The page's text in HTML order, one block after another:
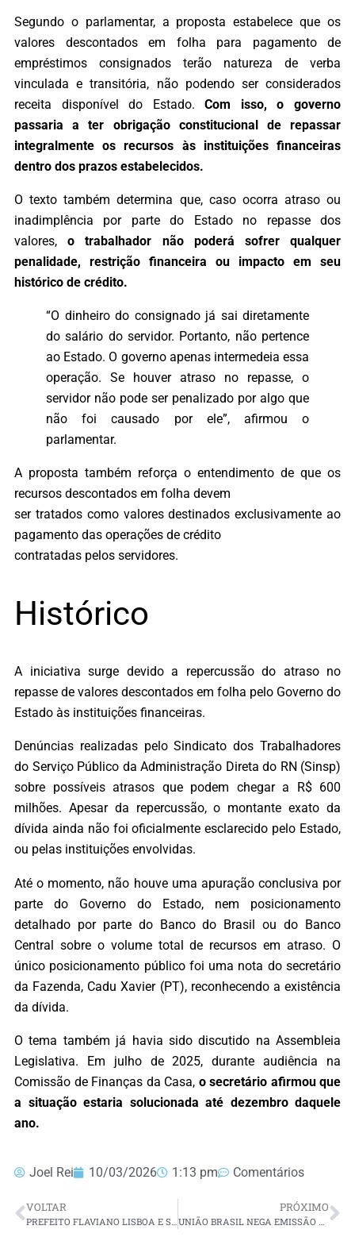
Segundo o parlamentar, a proposta estabelece que os
valores descontados em folha para pagamento de
empréstimos consignados terão natureza de verba
vinculada e transitória, não podendo ser considerados
receita disponível do Estado.Com isso, o governo
passaria a ter obrigação constitucional de repassar
integralmente os recursos às instituições financeiras
dentro dos prazos estabelecidos.
O texto também determina que, caso ocorra atraso ou
inadimplência por parte do Estado no repasse dos
valores,o trabalhador não poderá sofrer qualquer
penalidade, restrição financeira ou impacto em seu
histórico de crédito.
“O dinheiro do consignado já sai diretamente
do salário do servidor. Portanto, não pertence
ao Estado. O governo apenas intermedeia essa
operação. Se houver atraso no repasse, o
servidor não pode ser penalizado por algo que
não foi causado por ele”, afirmou o
parlamentar.
A proposta também reforça o entendimento de que os
recursos descontados em folha devem
ser tratados como valores destinados exclusivamente ao
pagamento das operações de crédito
contratadas pelos servidores.
Histórico
A iniciativa surge devido a repercussão do atraso no
repasse de valores descontados em folha pelo Governo do
Estado às instituições financeiras.
Denúncias realizadas pelo Sindicato dos Trabalhadores
do Serviço Público da Administração Direta do RN (Sinsp)
sobre possíveis atrasos que podem chegar a R$ 600
milhões. Apesar da repercussão, o montante exato da
dívida ainda não foi oficialmente esclarecido pelo Estado,
ou pelas instituições envolvidas.
Até o momento, não houve uma apuração conclusiva por
parte do Governo do Estado, nem posicionamento
detalhado por parte do Banco do Brasil ou do Banco
Central sobre o volume total de recursos em atraso. O
único posicionamento público foi uma nota do secretário
da Fazenda, Cadu Xavier (PT), reconhecendo a existência
da dívida.
O tema também já havia sido discutido na Assembleia
Legislativa. Em julho de 2025, durante audiência na
Comissão de Finanças da Casa, o secretário afirmou que
a situação estaria solucionada até dezembro daquele
ano.
Joel Rei 10/03/2026 1:13 pm Comentários
VOLTAR
PREFEITO FLAVIANO LISBOA E SENADOR STYVENSON VALENTIM ENTREGAM DUAS RETROESCAVADEIRAS PARA PASSA E FICA
PRÓXIMO
UNIÃO BRASIL NEGA EMISSÃO DE CARTAS DE ANUÊNCIA PARA VEREADORES NO RN